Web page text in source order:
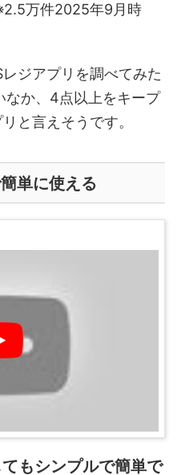
万件2025年9月時
ジアプリを調べてみた
なか、4点以上をキープ
と言えそうです。
単に使える
もシンプルで簡単で